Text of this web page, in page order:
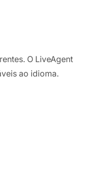
O LiveAgent
ao idioma.